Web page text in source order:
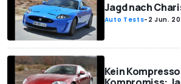
Jagd nach
Auto Tests- 2 Jun.
Kein